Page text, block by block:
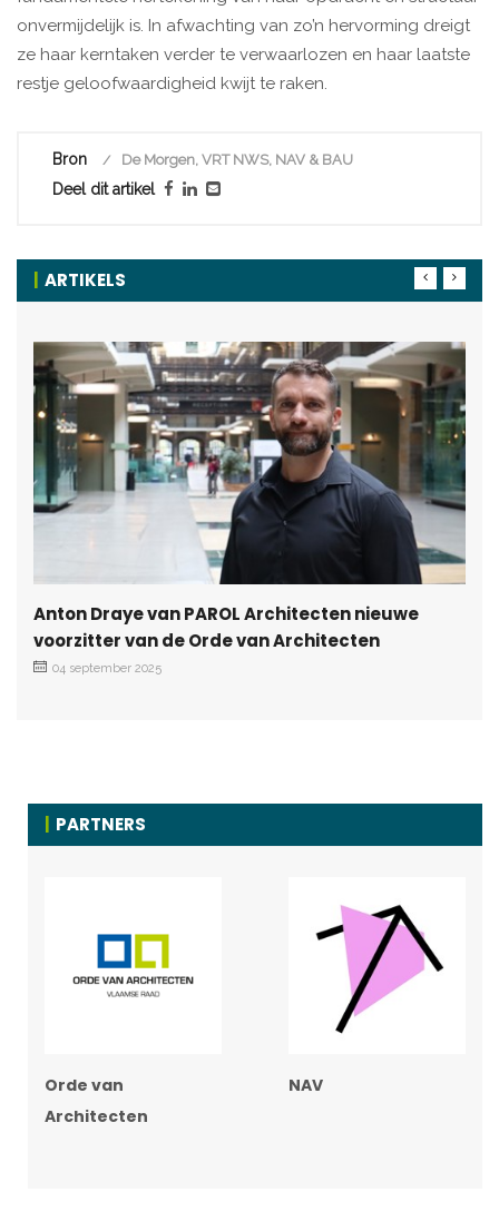
onvermijdelijk is. In afwachting van zo’n hervorming dreigt
ze haar kerntaken verder te verwaarlozen en haar laatste
restje geloofwaardigheid kwijt te raken.
Bron De Morgen, VRT NWS, NAV & BAU
Deel dit artikel
ARTIKELS
Anton Draye van PAROL Architecten nieuwe
voorzitter van de Orde van Architecten
04 september 2025
PARTNERS
Orde van
Architecten
NAV